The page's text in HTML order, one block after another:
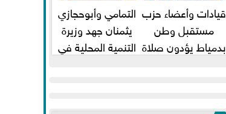
قيادات وأعضاء حزب
مستقبل وطن
بدمياط يؤدون صلاة
التمامي وأبوحجازي
يثمنان جهد وزيرة
التنمية المحلية في